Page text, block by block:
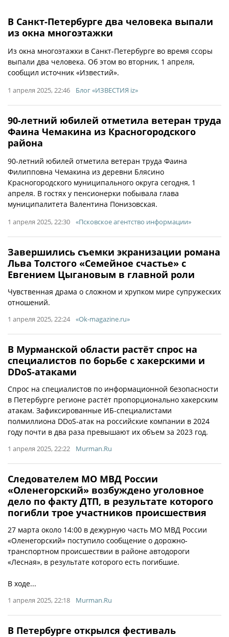
В Санкт-Петербурге два человека выпали
из окна многоэтажки
Из окна многоэтажки в Санкт-Петербурге во время ссоры
выпали два человека. Об этом во вторник, 1 апреля,
сообщил источник «Известий».
1 апреля 2025, 22:46 Блог «ИЗВЕСТИЯ iz»
90-летний юбилей отметила ветеран труда
Фаина Чемакина из Красногородского
района
90-летний юбилей отметила ветеран труда Фаина
Филипповна Чемакина из деревни Блясино
Красногородского муниципального округа сегодня, 1
апреля. В гостях у пенсионерки побывала глава
муниципалитета Валентина Понизовская.
1 апреля 2025, 22:30 «Псковское агентство информации»
Завершились съемки экранизации романа
Льва Толстого «Семейное счастье» с
Евгением Цыгановым в главной роли
Чувственная драма о сложном и хрупком мире супружеских
отношений.
1 апреля 2025, 22:24 «Ok-magazine.ru»
В Мурманской области растёт спрос на
специалистов по борьбе с хакерскими и
DDoS-атаками
Спрос на специалистов по информационной безопасности
в Петербурге регионе растёт пропорционально хакерским
атакам. Зафиксированные ИБ-специалистами
полмиллиона DDoS-атак на российские компании в 2024
году почти в два раза превышают их объем за 2023 год.
1 апреля 2025, 22:22 Murman.Ru
Следователем МО МВД России
«Оленегорский» возбуждено уголовное
дело по факту ДТП, в результате которого
погибли трое участников происшествия
27 марта около 14:00 в дежурную часть МО МВД России
«Оленегорский» поступило сообщение о дорожно-
транспортном происшествии в районе автодороги
«Лесная», в результате которого есть погибшие.
В ходе...
1 апреля 2025, 22:18 Murman.Ru
В Петербурге открылся фестиваль